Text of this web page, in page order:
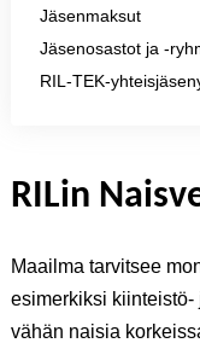
RILin
Maailma tarvitsee
esimerkiksi
vähän naisia
Jäsenmaksut
Jäsenosastot ja -
RIL-TEK-